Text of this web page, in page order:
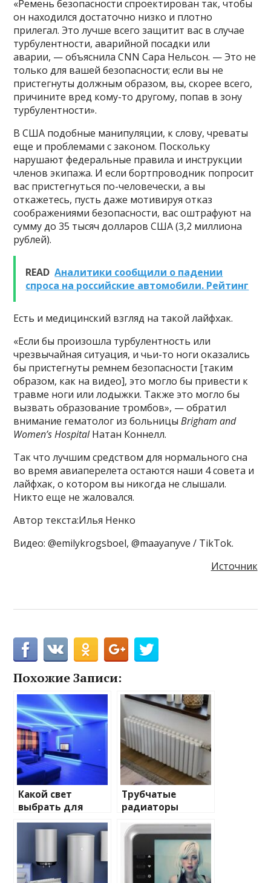
«Ремень безопасности спроектирован так, чтобы
он находился достаточно низко и плотно
прилегал. Это лучше всего защитит вас в случае
турбулентности, аварийной посадки или
аварии, — объяснила CNN Сара Нельсон. — Это не
только для вашей безопасности; если вы не
пристегнуты должным образом, вы, скорее всего,
причините вред кому-то другому, попав в зону
турбулентности».
В США подобные манипуляции, к слову, чреваты
еще и проблемами с законом. Поскольку
нарушают федеральные правила и инструкции
членов экипажа. И если бортпроводник попросит
вас пристегнуться по-человечески, а вы
откажетесь, пусть даже мотивируя отказ
соображениями безопасности, вас оштрафуют на
сумму до 35 тысяч долларов США (3,2 миллиона
рублей).
READ Аналитики сообщили о падении
спроса на российские автомобили. Рейтинг
Есть и медицинский взгляд на такой лайфхак.
«Если бы произошла турбулентность или
чрезвычайная ситуация, и чьи-то ноги оказались
бы пристегнуты ремнем безопасности [таким
образом, как на видео], это могло бы привести к
травме ноги или лодыжки. Также это могло бы
вызвать образование тромбов», — обратил
внимание гематолог из больницыBrigham and
Women’s HospitalНатан Коннелл.
Так что лучшим средством для нормального сна
во время авиаперелета остаются наши 4 совета и
лайфхак, о котором вы никогда не слышали.
Никто еще не жаловался.
Автор текста:Илья Ненко
Видео: @emilykrogsboel, @maayanyve / TikTok.
Источник
Похожие Записи:
Какой свет
выбрать для
домашнего
освещения
Трубчатые
радиаторы
отопления: виды
и характеристики